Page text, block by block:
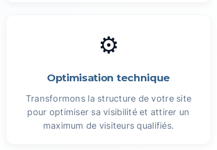
⚙️
Optimisation technique
Transformons la structure de votre site
pour optimiser sa visibilité et attirer un
maximum de visiteurs qualifiés.